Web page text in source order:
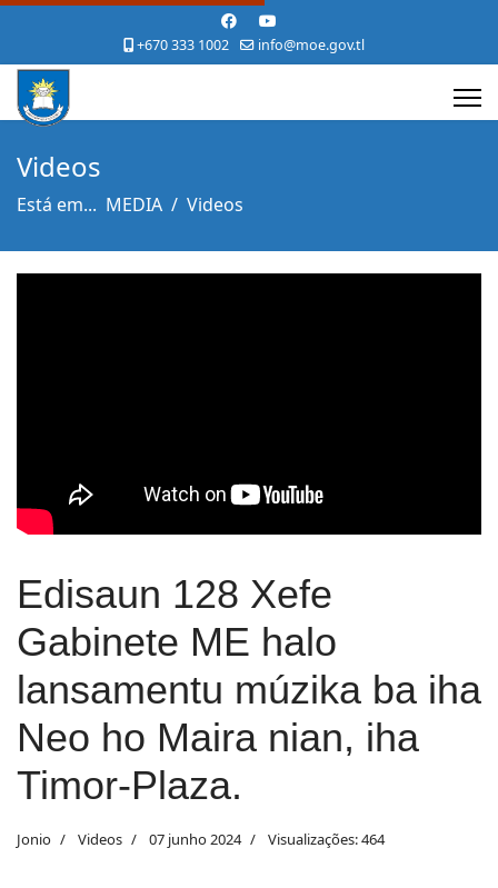
+670 333 1002 info@moe.gov.tl
Videos
Está em... MEDIA Videos
Edisaun 128 Xefe
Gabinete ME halo
lansamentu múzika ba iha
Neo ho Maira nian, iha
Timor-Plaza.
Jonio Videos 07 junho 2024 Visualizações: 464